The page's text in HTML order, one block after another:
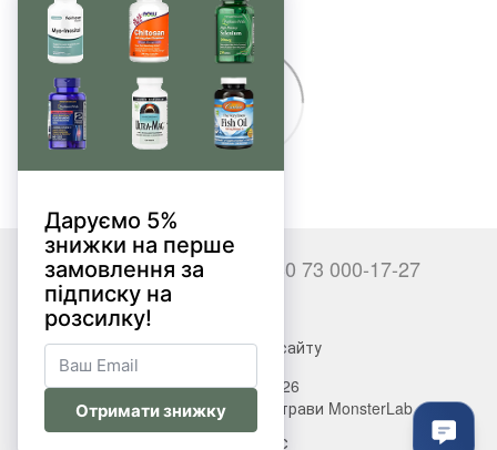
+380 66 000-17-27 +380 73 000-17-27
Повна версія сайту
© 2017—2026
Вітаміни, БАДи, добавки, трави MonsterLab
Рус